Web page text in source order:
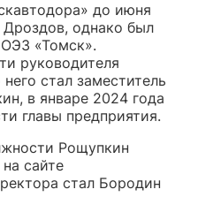
до июня
однако был
«Томск».
руководителя
стал заместитель
в январе 2024 года
главы предприятия.
Рощупкин
сайте
стал Бородин